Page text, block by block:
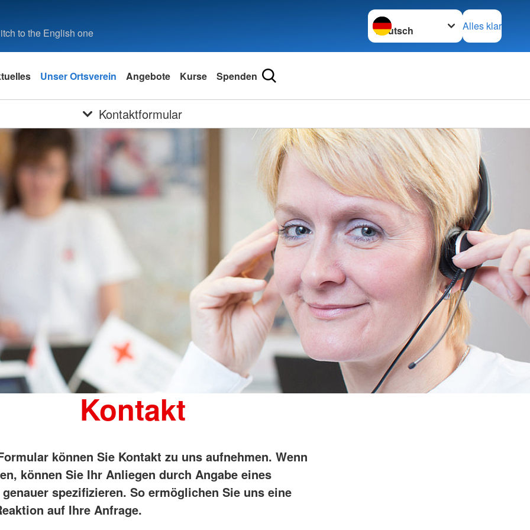
to the English one
Sprache wechseln zu
Alles klar
in
Unser Ortsverein Angebote Kurse Spenden
Kontaktformular
Kontakt
können Sie Kontakt zu uns aufnehmen. Wenn
können Sie Ihr Anliegen durch Angabe eines
spezifizieren. So ermöglichen Sie uns eine
auf Ihre Anfrage.